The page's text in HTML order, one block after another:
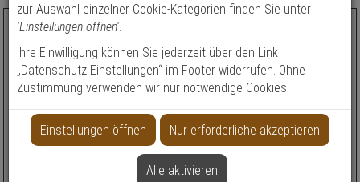
Farbe
Länge
Länge
starten.
ABUS SK 89 Türgriffkette
2
zur Auswahl einzelner Cookie-Kategorien finden Sie unter
'Einstellungen öffnen'.
Ihre Einwilligung können Sie jederzeit über den Link
„Datenschutz Einstellungen“ im Footer widerrufen. Ohne
Zustimmung verwenden wir nur notwendige Cookies.
Einstellungen öffnen Nur erforderliche akzeptieren
Alle aktivieren